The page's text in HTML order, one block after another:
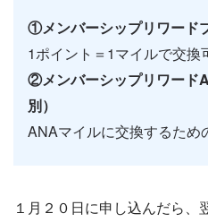
①メンバーシップリワード
1ポイント＝1マイルで交換
②メンバーシップリワー
別）
ANAマイルに交換するため
１月２０日に申し込んだら